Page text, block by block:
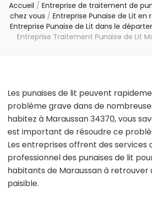
Accueil / Entreprise de traitement de
chez vous / Entreprise Punaise de Lit en
Entreprise Punaise de Lit dans le
Entreprise Traitement Punaise de Lit
Les punaises de lit peuvent
problème grave dans de
habitez à Maraussan 34370, vous
est important de résoudre ce
Les entreprises offrent des
professionnel des punaises de lit
habitants de Maraussan à retrouver
paisible.